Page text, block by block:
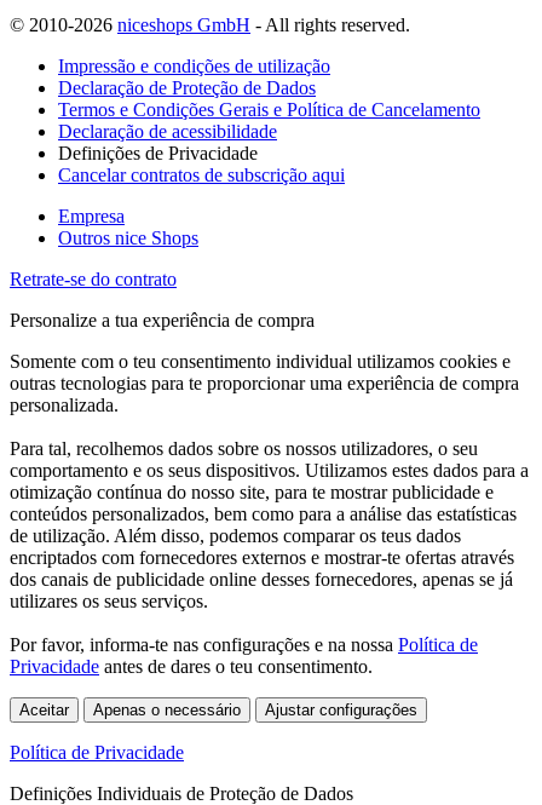
© 2010-2026 niceshops GmbH - All rights reserved.
Impressão e condições de utilização
Declaração de Proteção de Dados
Termos e Condições Gerais e Política de Cancelamento
Declaração de acessibilidade
Definições de Privacidade
Cancelar contratos de subscrição aqui
Empresa
Outros nice Shops
Retrate-se do contrato
Personalize a tua experiência de compra
Somente com o teu consentimento individual utilizamos cookies e
outras tecnologias para te proporcionar uma experiência de compra
personalizada.
Para tal, recolhemos dados sobre os nossos utilizadores, o seu
comportamento e os seus dispositivos. Utilizamos estes dados para a
otimização contínua do nosso site, para te mostrar publicidade e
conteúdos personalizados, bem como para a análise das estatísticas
de utilização. Além disso, podemos comparar os teus dados
encriptados com fornecedores externos e mostrar-te ofertas através
dos canais de publicidade online desses fornecedores, apenas se já
utilizares os seus serviços.
Por favor, informa-te nas configurações e na nossa Política de
Privacidade antes de dares o teu consentimento.
Aceitar Apenas o necessário Ajustar configurações
Política de Privacidade
Definições Individuais de Proteção de Dados